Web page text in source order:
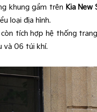
khung gầm trên Kia New
loại địa hình.
còn tích hợp hệ thống
và 06 túi khí.